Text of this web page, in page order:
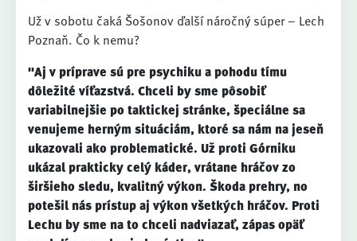
Už v sobotu čaká Šošonov ďalší náročný súper – Lech
Poznaň. Čo k nemu?
"Aj v príprave sú pre psychiku a pohodu tímu
dôležité víťazstvá. Chceli by sme pôsobiť
variabilnejšie po taktickej stránke, špeciálne sa
venujeme herným situáciám, ktoré sa nám na jeseň
ukazovali ako problematické. Už proti Górniku
ukázal prakticky celý káder, vrátane hráčov zo
širšieho sledu, kvalitný výkon. Škoda prehry, no
potešil nás prístup aj výkon všetkých hráčov. Proti
Lechu by sme na to chceli nadviazať, zápas opäť